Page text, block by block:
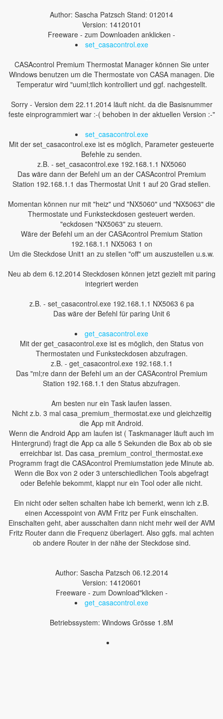
Author: Sascha Patzsch Stand: 012014
Version: 14120101
Freeware - zum Downloaden anklicken -
set_casacontrol.exe
CASAcontrol Premium Thermostat Manager können Sie unter
Windows benutzen um die Thermostate von CASA managen. Die
Temperatur wird "uuml;tlich kontrolliert und ggf. nachgestellt.
Sorry - Version dem 22.11.2014 läuft nicht. da die Basisnummer
feste einprogrammiert war :-( behoben in der aktuellen Version :-"
set_casacontrol.exe
Mit der set_casacontrol.exe ist es möglich, Parameter gesteuerte
Befehle zu senden.
z.B. - set_casacontrol.exe 192.168.1.1 NX5060
Das wäre dann der Befehl um an der CASAcontrol Premium
Station 192.168.1.1 das Thermostat Unit 1 auf 20 Grad stellen.
Momentan können nur mit "heiz" und "NX5060" und "NX5063" die
Thermostate und Funksteckdosen gesteuert werden.
"eckdosen "NX5063" zu steuern.
Wäre der Befehl um an der CASAcontrol Premium Station
192.168.1.1 NX5063 1 on
Um die Steckdose Unit1 an zu stellen "off" um auszustellen u.s.w.
Neu ab dem 6.12.2014 Steckdosen können jetzt gezielt mit paring
integriert werden
z.B. - set_casacontrol.exe 192.168.1.1 NX5063 6 pa
Das wäre der Befehl für paring Unit 6
get_casacontrol.exe
Mit der get_casacontrol.exe ist es möglich, den Status von
Thermostaten und Funksteckdosen abzufragen.
z.B. - get_casacontrol.exe 192.168.1.1
Das "ml;re dann der Befehl um an der CASAcontrol Premium
Station 192.168.1.1 den Status abzufragen.
Am besten nur ein Task laufen lassen.
Nicht z.b. 3 mal casa_premium_thermostat.exe und gleichzeitig
die App mit Android.
Wenn die Android App am laufen ist ( Taskmanager läuft auch im
Hintergrund) fragt die App ca alle 5 Sekunden die Box ab ob sie
erreichbar ist. Das casa_premium_control_thermostat.exe
Programm fragt die CASAcontrol Premiumstation jede Minute ab.
Wenn die Box von 2 oder 3 unterschiedlichen Tools abgefragt
oder Befehle bekommt, klappt nur ein Tool oder alle nicht.
Ein nicht oder selten schalten habe ich bemerkt, wenn ich z.B.
einen Accesspoint von AVM Fritz per Funk einschalten.
Einschalten geht, aber ausschalten dann nicht mehr weil der AVM
Fritz Router dann die Frequenz überlagert. Also ggfs. mal achten
ob andere Router in der nähe der Steckdose sind.
Author: Sascha Patzsch 06.12.2014
Version: 14120601
Freeware - zum Download"klicken -
get_casacontrol.exe
Betriebssystem: Windows Grösse 1.8M